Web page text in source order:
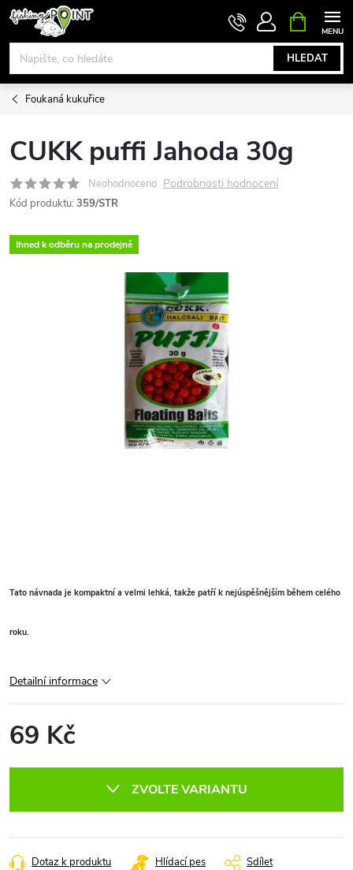
Přejít
obsah
HLEDAT
NÁKUPNÍ
KOŠÍK
Foukaná kukuřice
CUKK puffi Jahoda 30g
Neohodnoceno Podrobnosti hodnocení
Kód produktu: 359/STR
Ihned k odběru na prodejně
Tato návnada je kompaktní a velmi lehká, takže patří k nejúspěšnějším během celého
roku.
Detailní informace
69 Kč
ZVOLTE VARIANTU
Dotaz k produktu Hlídací pes Sdílet